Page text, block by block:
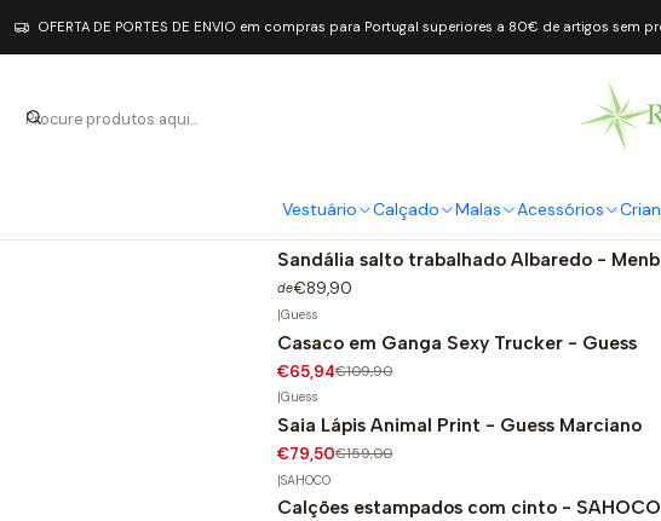
Vestuário Calçado Malas Acessórios
OFERTA DE PORTES DE ENVIO em compras para Portugal superiores a 80€ de artigos sem
FALTA COMPLETAR
€91,00€182,00
Sandália salto trabalhado Albaredo -
de€89,90
-40%
|Guess
Casaco em Ganga Sexy Trucker - Guess
€65,94€109,90
-50%
|Guess
Saia Lápis Animal Print - Guess Marciano
€79,50€159,00
-50%
|SAHOCO
Calções estampados com cinto - SAHOCO